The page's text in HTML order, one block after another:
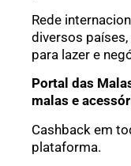
Rede
diversos
para lazer e
Portal das
malas e
Cashback em
plataforma.